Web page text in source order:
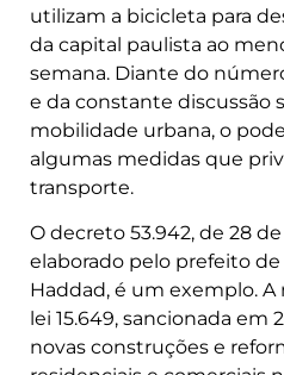
utilizam a bicicleta para
da capital paulista ao
semana. Diante do
e da constante discussão
mobilidade urbana, o
algumas medidas que
transporte.
O decreto 53.942, de 28
elaborado pelo prefeito de
Haddad, é um exemplo.
lei 15.649, sancionada em
novas construções e